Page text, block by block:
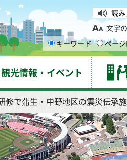
読
文字
キーワード
ペー
観光情報・イベント
修で蒲生・中野地区の震災伝承